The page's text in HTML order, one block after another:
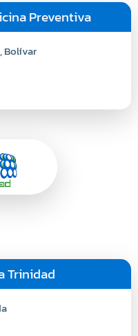
Preventiva
Bolívar
Trinidad